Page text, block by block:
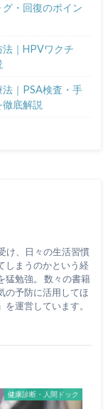
・回復のポイン
｜HPVワクチ
｜PSA検査・手
底解説
け、日々の生活習慣
しまうのかという経
猛勉強。 数々の書籍
の予防に活用してほ
運営しています。
健康診断・人間ドック